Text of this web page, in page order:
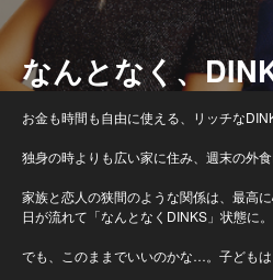
なんとなく、
お金も時間も自由に使える、リッチな
独身の時よりも広い家に住み、週末の外食
家族と恋人の狭間のような関係は、最高
日が流れて「なんとなくDINKS」状態に。
でも、このままでいいのかな…。子ども